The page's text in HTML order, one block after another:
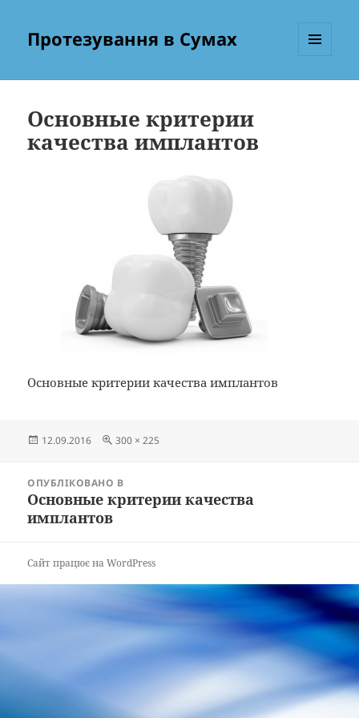
Протезування в Сумах
Основные критерии
качества имплантов
Основные критерии качества имплантов
Опубліковано
12.09.2016
Повний
300 × 225
записівОПУБЛІКОВАНО В
Основные критерии качества
имплантов
Сайт працює на WordPress